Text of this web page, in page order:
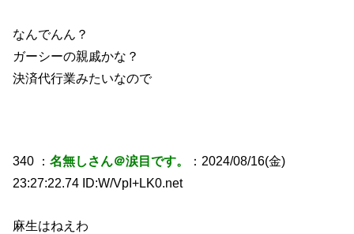
なんでんん？
ガーシーの親戚かな？
決済代行業みたいなので
340 ：名無しさん＠涙目です。
：2024/08/16(金)
23:27:22.74 ID:W/VpI+LK0.net
麻生はねえわ